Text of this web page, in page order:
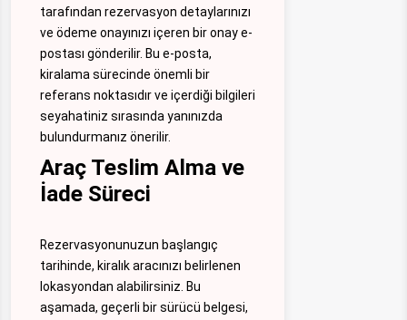
tarafından rezervasyon detaylarınızı
ve ödeme onayınızı içeren bir onay e-
postası gönderilir. Bu e-posta,
kiralama sürecinde önemli bir
referans noktasıdır ve içerdiği bilgileri
seyahatiniz sırasında yanınızda
bulundurmanız önerilir.
Araç Teslim Alma ve
İade Süreci
Rezervasyonunuzun başlangıç
tarihinde, kiralık aracınızı belirlenen
lokasyondan alabilirsiniz. Bu
aşamada, geçerli bir sürücü belgesi,